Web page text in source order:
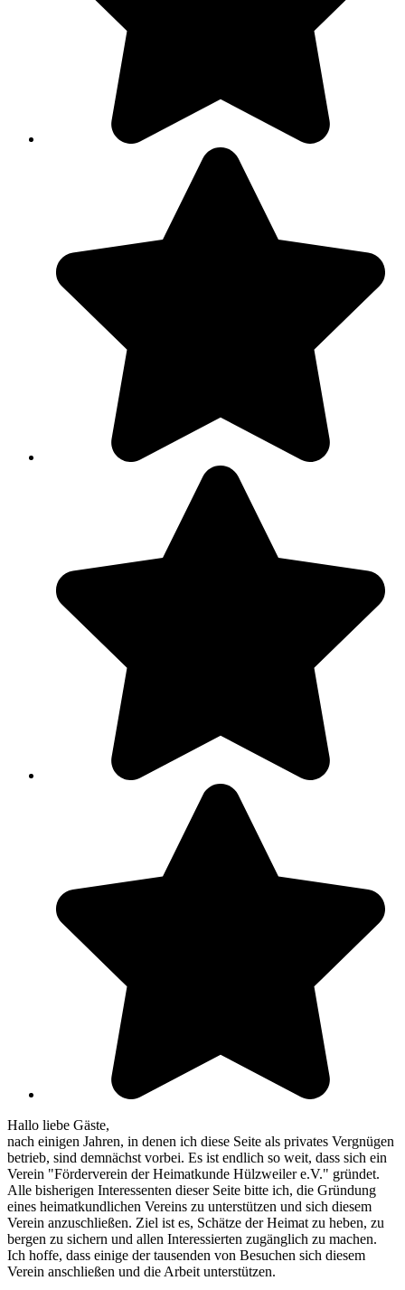
Hallo liebe Gäste,
nach einigen Jahren, in denen ich diese Seite als privates Vergnügen
betrieb, sind demnächst vorbei. Es ist endlich so weit, dass sich ein
Verein "Förderverein der Heimatkunde Hülzweiler e.V." gründet.
Alle bisherigen Interessenten dieser Seite bitte ich, die Gründung
eines heimatkundlichen Vereins zu unterstützen und sich diesem
Verein anzuschließen. Ziel ist es, Schätze der Heimat zu heben, zu
bergen zu sichern und allen Interessierten zugänglich zu machen.
Ich hoffe, dass einige der tausenden von Besuchen sich diesem
Verein anschließen und die Arbeit unterstützen.